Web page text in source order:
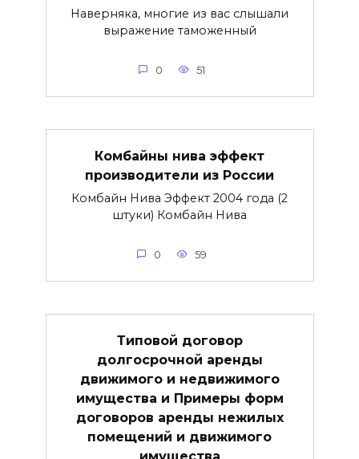
Наверняка, многие из вас слышали
выражение таможенный
0 51
Комбайны нива эффект
производители из России
Комбайн Нива Эффект 2004 года (2
штуки) Комбайн Нива
0 59
Типовой договор
долгосрочной аренды
движимого и недвижимого
имущества и Примеры форм
договоров аренды нежилых
помещений и движимого
имущества